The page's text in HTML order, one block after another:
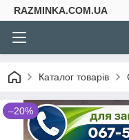
RAZMINKA.COM.UA
Каталог товарів
–20%